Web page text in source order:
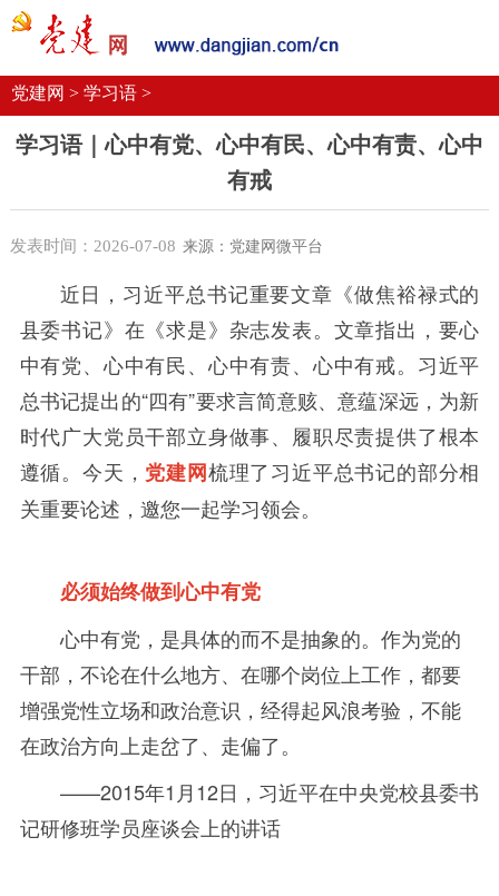
党建要闻
机关党建
校园党建 企业党建
党建网 > 学习语 >
学习语｜心中有党、心中有民、心中有责、心中
有戒
发表时间：2026-07-08 来源：党建网微平台
近日，习近平总书记重要文章《做焦裕禄式的
县委书记》在《求是》杂志发表。文章指出，要心
中有党、心中有民、心中有责、心中有戒。习近平
总书记提出的“四有”要求言简意赅、意蕴深远，为新
时代广大党员干部立身做事、履职尽责提供了根本
遵循。今天， 党建网梳理了习近平总书记的部分相
关重要论述，邀您一起学习领会。
必须始终做到心中有党
心中有党，是具体的而不是抽象的。作为党的
干部，不论在什么地方、在哪个岗位上工作，都要
增强党性立场和政治意识，经得起风浪考验，不能
在政治方向上走岔了、走偏了。
——2015年1月12日，习近平在中央党校县委书
记研修班学员座谈会上的讲话